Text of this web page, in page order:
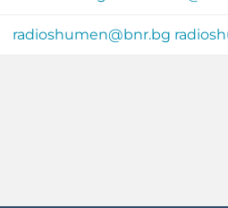
radioshumen@bnr.bg